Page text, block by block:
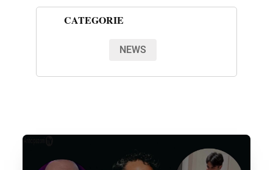
CATEGORIE
NEWS